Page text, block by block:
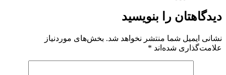
دیدگاهتان را بنویسید
نشانی ایمیل شما منتشر نخواهد شد. بخش‌های موردنیاز
علامت‌گذاری شده‌اند *